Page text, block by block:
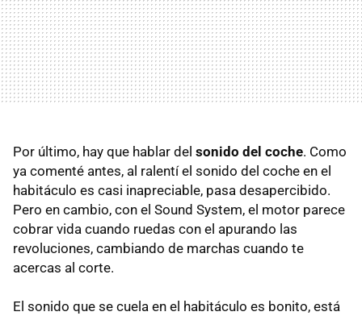
Por último, hay que hablar del sonido del coche. Como
ya comenté antes, al ralentí el sonido del coche en el
habitáculo es casi inapreciable, pasa desapercibido.
Pero en cambio, con el Sound System, el motor parece
cobrar vida cuando ruedas con el apurando las
revoluciones, cambiando de marchas cuando te
acercas al corte.
El sonido que se cuela en el habitáculo es bonito, está